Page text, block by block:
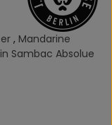
, Mandarine
Sambac Absolue